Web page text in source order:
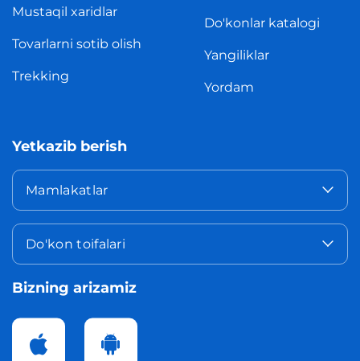
Mustaqil xaridlar
Tovarlarni sotib olish
Trekking
Do'konlar katalogi
Yangiliklar
Yordam
Yetkazib berish
Mamlakatlar
Do'kon toifalari
Bizning arizamiz